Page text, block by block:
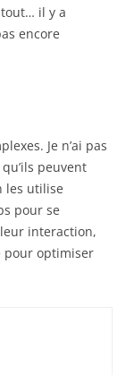
il y a
encore
Je n’ai pas
peuvent
les utilise
pour se
interaction,
pour optimiser